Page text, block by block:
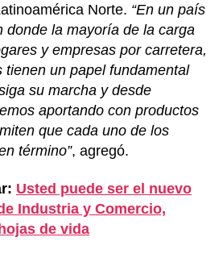
Norte. “En un país
donde la mayoría de la carga
y empresas por carretera,
tienen un papel fundamental
su marcha y desde
aportando con productos
que cada uno de los
término”, agregó.
Usted puede ser el nuevo
Industria y Comercio,
de vida